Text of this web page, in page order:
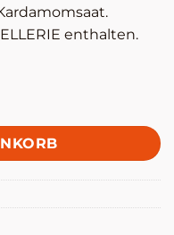
enthalten.
Menge